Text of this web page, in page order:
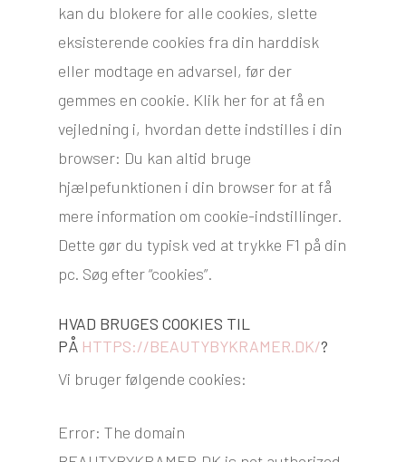
kan du blokere for alle cookies, slette
eksisterende cookies fra din harddisk
eller modtage en advarsel, før der
gemmes en cookie. Klik her for at få en
vejledning i, hvordan dette indstilles i din
browser: Du kan altid bruge
hjælpefunktionen i din browser for at få
mere information om cookie-indstillinger.
Dette gør du typisk ved at trykke F1 på din
pc. Søg efter “cookies”.
HVAD BRUGES COOKIES TIL
PÅ HTTPS://BEAUTYBYKRAMER.DK/?
Vi bruger følgende cookies:
Error: The domain